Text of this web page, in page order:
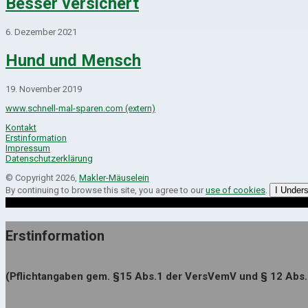
6. Dezember 2021
Hund und Mensch
19. November 2019
www.schnell-mal-sparen.com (extern)
Kontakt
Erstinformation
Impressum
Datenschutzerklärung
© Copyright 2026, Makler-Mäuselein
By continuing to browse this site, you agree to our use of cookies I
Erstinformation
(Pflichtangaben gem. §15 Abs.1 der VersVemV und § 12